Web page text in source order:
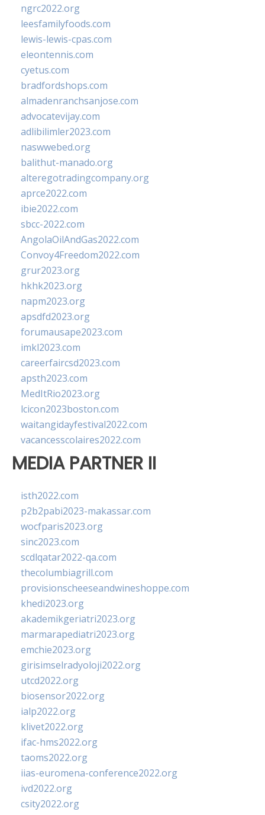
ngrc2022.org
leesfamilyfoods.com
lewis-lewis-cpas.com
eleontennis.com
cyetus.com
bradfordshops.com
almadenranchsanjose.com
advocatevijay.com
adlibilimler2023.com
naswwebed.org
balithut-manado.org
alteregotradingcompany.org
aprce2022.com
ibie2022.com
sbcc-2022.com
AngolaOilAndGas2022.com
Convoy4Freedom2022.com
grur2023.org
hkhk2023.org
napm2023.org
apsdfd2023.org
forumausape2023.com
imkl2023.com
careerfaircsd2023.com
apsth2023.com
MedItRio2023.org
lcicon2023boston.com
waitangidayfestival2022.com
vacancesscolaires2022.com
MEDIA PARTNER II
isth2022.com
p2b2pabi2023-makassar.com
wocfparis2023.org
sinc2023.com
scdlqatar2022-qa.com
thecolumbiagrill.com
provisionscheeseandwineshoppe.com
khedi2023.org
akademikgeriatri2023.org
marmarapediatri2023.org
emchie2023.org
girisimselradyoloji2022.org
utcd2022.org
biosensor2022.org
ialp2022.org
klivet2022.org
ifac-hms2022.org
taoms2022.org
iias-euromena-conference2022.org
ivd2022.org
csity2022.org